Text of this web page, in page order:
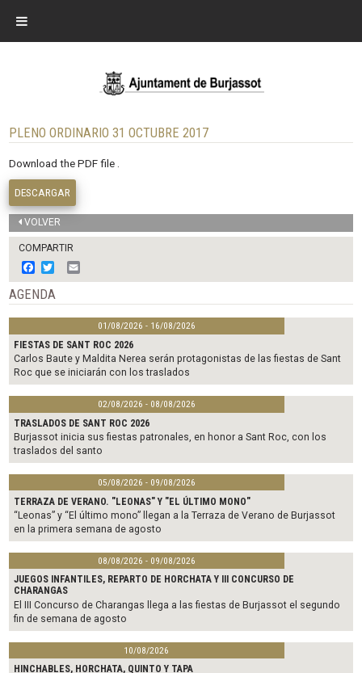
PLENO ORDINARIO 31 OCTUBRE 2017
Download the PDF file .
DESCARGAR
VOLVER
COMPARTIR
F
a
c
e
b
o
o
k
w
i
t
t
e
r
m
i
l
AGENDA
01/08/2026 - 16/08/2026
FIESTAS DE SANT ROC 2026
Carlos Baute y Maldita Nerea serán protagonistas de las fiestas de Sant
Roc que se iniciarán con los traslados
02/08/2026 - 08/08/2026
TRASLADOS DE SANT ROC 2026
Burjassot inicia sus fiestas patronales, en honor a Sant Roc, con los
traslados del santo
05/08/2026 - 09/08/2026
TERRAZA DE VERANO. "LEONAS" Y "EL ÚLTIMO MONO"
“Leonas” y “El último mono” llegan a la Terraza de Verano de Burjassot
en la primera semana de agosto
08/08/2026 - 09/08/2026
JUEGOS INFANTILES, REPARTO DE HORCHATA Y III CONCURSO DE
CHARANGAS
El III Concurso de Charangas llega a las fiestas de Burjassot el segundo
fin de semana de agosto
10/08/2026
HINCHABLES, HORCHATA, QUINTO Y TAPA